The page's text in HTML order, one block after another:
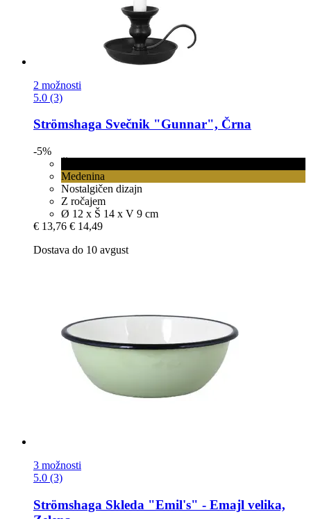
2 možnosti
5.0 (3)
Strömshaga Svečnik "Gunnar", Črna
-5%
Medenina
Nostalgičen dizajn
Z ročajem
Ø 12 x Š 14 x V 9 cm
€ 13,76 € 14,49
Dostava do 10 avgust
3 možnosti
5.0 (3)
Strömshaga Skleda "Emil's" -​ Emajl velika,